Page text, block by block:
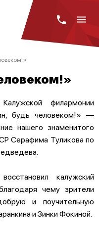
филармонии
будь человеком!» —
нашего знаменитого
Серафима Туликова по
калужский
чему зрители
и поучительную
и Зинки Фокиной.